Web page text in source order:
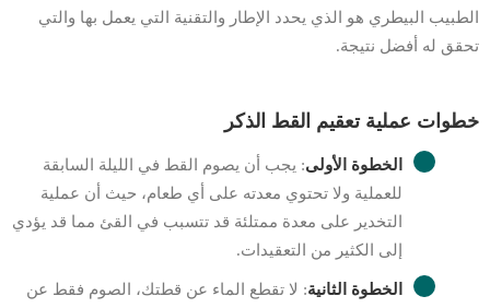
الطبيب البيطري هو الذي يحدد الإطار والتقنية التي يعمل بها والتي
تحقق له أفضل نتيجة.
خطوات عملية تعقيم القط الذكر
الخطوة الأولى: يجب أن يصوم القط في الليلة السابقة
للعملية ولا تحتوي معدته على أي طعام، حيث أن عملية
التخدير على معدة ممتلئة قد تتسبب في القئ مما قد يؤدي
إلى الكثير من التعقيدات.
الخطوة الثانية: لا تقطع الماء عن قطتك، الصوم فقط عن